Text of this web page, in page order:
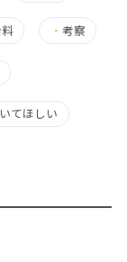
・ 考察
てほしい